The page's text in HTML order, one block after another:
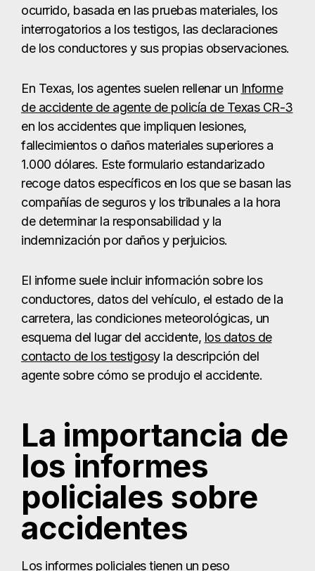
ocurrido, basada en las pruebas materiales, los
interrogatorios a los testigos, las declaraciones
de los conductores y sus propias observaciones.
En Texas, los agentes suelen rellenar un Informe
de accidente de agente de policía de Texas CR-3
en los accidentes que impliquen lesiones,
fallecimientos o daños materiales superiores a
1.000 dólares. Este formulario estandarizado
recoge datos específicos en los que se basan las
compañías de seguros y los tribunales a la hora
de determinar la responsabilidad y la
indemnización por daños y perjuicios.
El informe suele incluir información sobre los
conductores, datos del vehículo, el estado de la
carretera, las condiciones meteorológicas, un
esquema del lugar del accidente, los datos de
contacto de los testigosy la descripción del
agente sobre cómo se produjo el accidente.
La importancia de
los informes
policiales sobre
accidentes
Los informes policiales tienen un peso